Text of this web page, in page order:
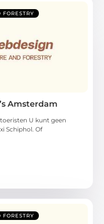
Amsterdam
U kunt geen
Schiphol. Of